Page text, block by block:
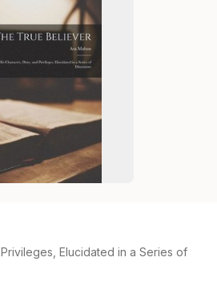
Elucidated in a Series of